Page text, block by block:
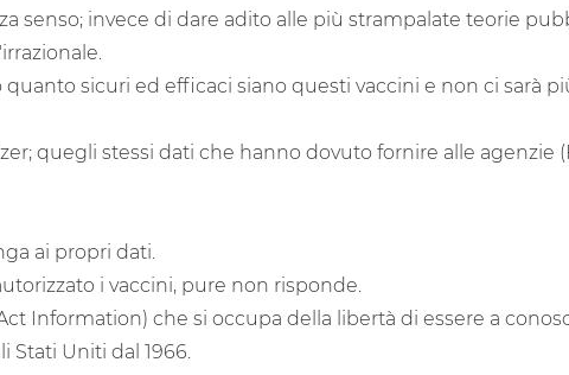
senso; invece di dare adito alle più strampalate teorie
sicuri ed efficaci siano questi vaccini e non ci sarà
quegli stessi dati che hanno dovuto fornire alle agenzie
ai propri dati.
i vaccini, pure non risponde.
Information) che si occupa della libertà di essere a
Stati Uniti dal 1966.